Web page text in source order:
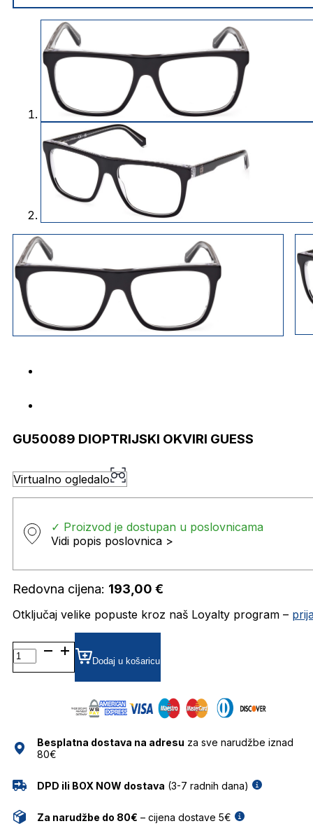
GU50089 DIOPTRIJSKI OKVIRI GUESS
Virtualno ogledalo
✓ Proizvod je dostupan u poslovnicama
Vidi popis poslovnica >
Redovna cijena: 193,00 €
Otključaj velike popuste kroz naš Loyalty program –
GU50089 DIOPTRIJSKI
OKVIRI
GUESS
Dodaj u košaricu
Besplatna dostava na adresu za sve narudžbe iznad
80€
DPD ili BOX NOW dostava (3-7 radnih dana)
Za narudžbe do 80€ – cijena dostave 5€